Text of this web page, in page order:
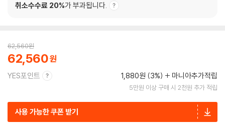
취소수수료 20%가 부과됩니다.
62,560원
62,560
YES포인트 1,880원 (3%) 마니아추가적립
5만원 이상 구매 시 2천원 추가 적립
사용 가능한 쿠폰 받기